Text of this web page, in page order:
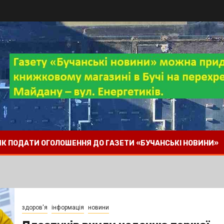
ПОДАТИ ОГОЛОШЕННЯ ДО ГАЗЕТИ «БУЧАНСЬКІ НОВИНИ»
здоров'я інформація новини